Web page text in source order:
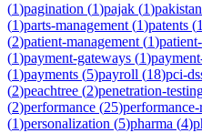
(1)pagination (1)pajak (1)pakistan
(1)parts-management (1)patents (1
(2)patient-management (1)
(1)payment-gateways (1)
(1)payments (5)payroll (18)pci-
(2)peachtree (2)penetration-
(2)performance (25)
(1)personalization (5)pharma (4)